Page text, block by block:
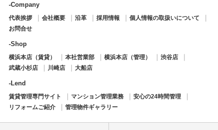
-Company
代表挨拶 会社概要 沿革 採用情報
個人情報の取扱いについて
お問合せ
-Shop
横浜本店（賃貸） 本社営業部 横浜本店（管理）
渋谷店
武蔵小杉店
川崎店 大船店
-Lend
賃貸管理専門サイト マンション管理業務
安心の24時間管理
リフォームご紹介
管理物件ギャラリー